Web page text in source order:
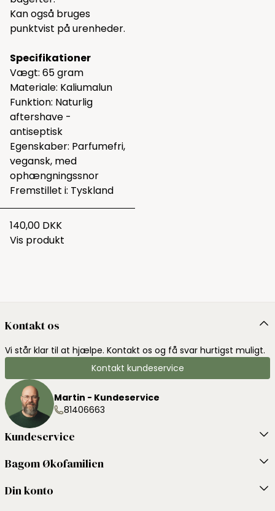
Kan også bruges
punktvist på urenheder.
Specifikationer
Vægt: 65 gram
Materiale: Kaliumalun
Funktion: Naturlig
aftershave -
antiseptisk
Egenskaber: Parfumefri,
vegansk, med
ophængningssnor
Fremstillet i: Tyskland
140,00 DKK
Vis produkt
Kontakt os
Vi står klar til at hjælpe. Kontakt os og få svar hurtigst muligt.
Kontakt kundeservice
Martin - Kundeservice
81406663
Kundeservice
Bagom Økofamilien
Din konto